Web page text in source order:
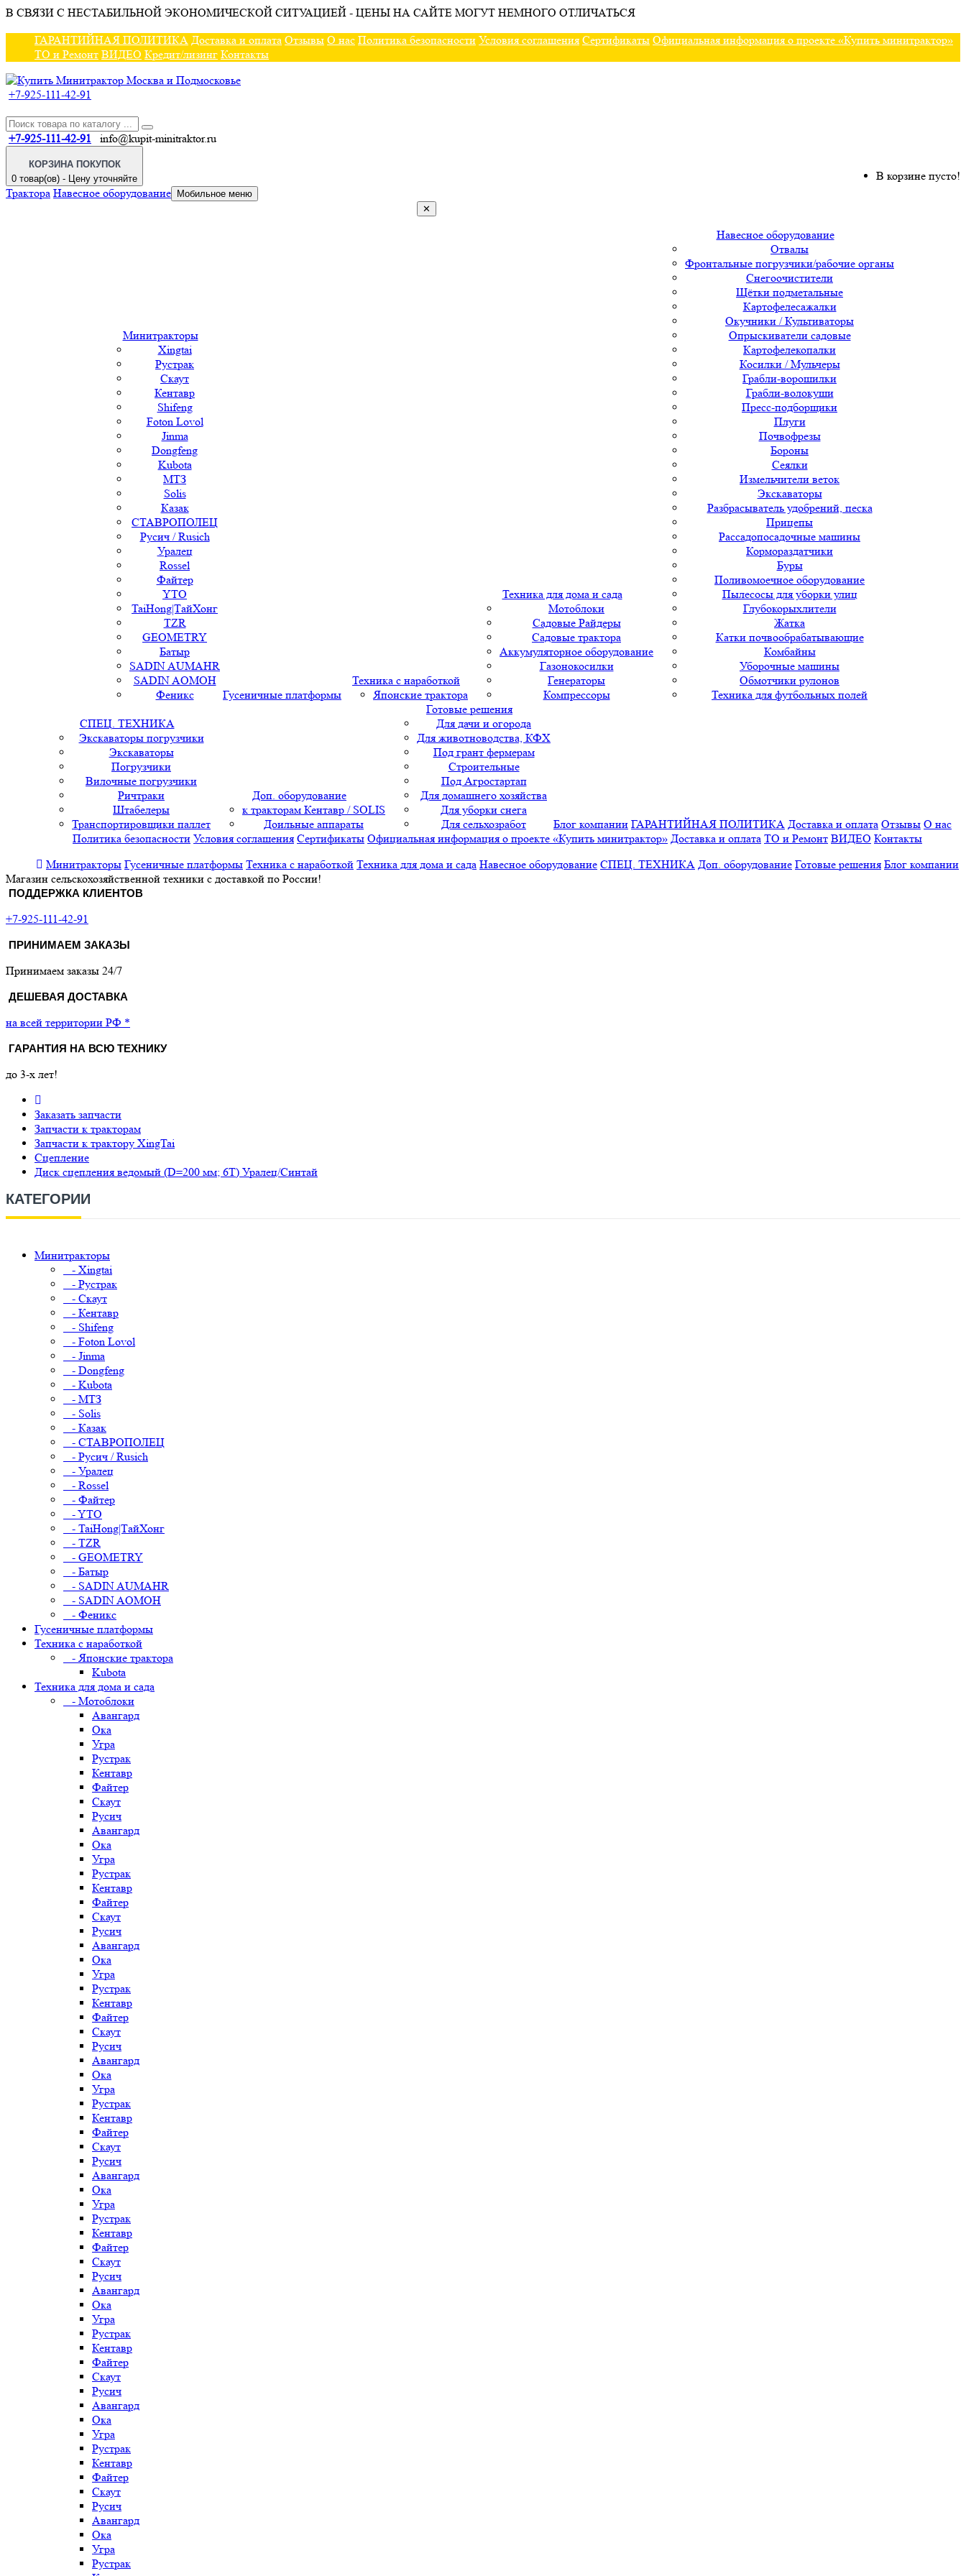
В СВЯЗИ С НЕСТАБИЛЬНОЙ ЭКОНОМИЧЕСКОЙ СИТУАЦИЕЙ - ЦЕНЫ НА САЙТЕ МОГУТ НЕМНОГО ОТЛИЧАТЬСЯ
ГАРАНТИЙНАЯ ПОЛИТИКА Доставка и оплата Отзывы О нас Политика безопасности Условия соглашения Сертификаты Официальная информация о проекте «Купить минитрактор»
ТО и Ремонт ВИДЕО Кредит/лизинг Контакты
+7-925-111-42-91
+7-925-111-42-91 info@kupit-minitraktor.ru
КОРЗИНА ПОКУПОК
0 товар(ов) - Цену уточняйте
В корзине пусто!
Трактора Навесное оборудование
Мобильное меню
✕
Минитракторы
Xingtai
Рустрак
Скаут
Кентавр
Shifeng
Foton Lovol
Jinma
Dongfeng
Kubota
МТЗ
Solis
Казак
СТАВРОПОЛЕЦ
Русич / Rusich
Уралец
Rossel
Файтер
YTO
TaiHong|ТайХонг
TZR
GEOMETRY
Батыр
SADIN AUMAHR
SADIN AOMOH
Феникс
Гусеничные платформы
Техника с наработкой
Японские трактора
Техника для дома и сада
Мотоблоки
Садовые Райдеры
Садовые трактора
Аккумуляторное оборудование
Газонокосилки
Генераторы
Компрессоры
Навесное оборудование
Отвалы
Фронтальные погрузчики/рабочие органы
Снегоочистители
Щётки подметальные
Картофелесажалки
Окучники / Культиваторы
Опрыскиватели садовые
Картофелекопалки
Косилки / Мульчеры
Грабли-ворошилки
Грабли-волокуши
Пресс-подборщики
Плуги
Почвофрезы
Бороны
Сеялки
Измельчители веток
Экскаваторы
Разбрасыватель удобрений, песка
Прицепы
Рассадопосадочные машины
Кормораздатчики
Буры
Поливомоечное оборудование
Пылесосы для уборки улиц
Глубокорыхлители
Жатка
Катки почвообрабатывающие
Комбайны
Уборочные машины
Обмотчики рулонов
Техника для футбольных полей
СПЕЦ. ТЕХНИКА
Экскаваторы погрузчики
Экскаваторы
Погрузчики
Вилочные погрузчики
Ричтраки
Штабелеры
Транспортировщики паллет
Доп. оборудование
к тракторам Кентавр / SOLIS
Доильные аппараты
Готовые решения
Для дачи и огорода
Для животноводства, КФХ
Под грант фермерам
Строительные
Под Агростартап
Для домашнего хозяйства
Для уборки снега
Для сельхозработ
Блог компании ГАРАНТИЙНАЯ ПОЛИТИКА Доставка и оплата Отзывы О нас
Политика безопасности Условия соглашения Сертификаты Официальная информация о проекте «Купить минитрактор» Доставка и оплата ТО и Ремонт ВИДЕО Контакты
Минитракторы Гусеничные платформы Техника с наработкой Техника для дома и сада Навесное оборудование СПЕЦ. ТЕХНИКА Доп. оборудование Готовые решения Блог компании
Магазин сельскохозяйственной техники с доставкой по России!
ПОДДЕРЖКА КЛИЕНТОВ
+7-925-111-42-91
ПРИНИМАЕМ ЗАКАЗЫ
Принимаем заказы 24/7
ДЕШЕВАЯ ДОСТАВКА
на всей территории РФ *
ГАРАНТИЯ НА ВСЮ ТЕХНИКУ
до 3-х лет!
Заказать запчасти
Запчасти к тракторам
Запчасти к трактору XingTai
Сцепление
Диск сцепления ведомый (D=200 мм; 6Т) Уралец/Синтай
КАТЕГОРИИ
Минитракторы
- Xingtai
- Рустрак
- Скаут
- Кентавр
- Shifeng
- Foton Lovol
- Jinma
- Dongfeng
- Kubota
- МТЗ
- Solis
- Казак
- СТАВРОПОЛЕЦ
- Русич / Rusich
- Уралец
- Rossel
- Файтер
- YTO
- TaiHong|ТайХонг
- TZR
- GEOMETRY
- Батыр
- SADIN AUMAHR
- SADIN AOMOH
- Феникс
Гусеничные платформы
Техника с наработкой
- Японские трактора
Kubota
Техника для дома и сада
- Мотоблоки
Авангард
Ока
Угра
Рустрак
Кентавр
Файтер
Скаут
Русич
Авангард
Ока
Угра
Рустрак
Кентавр
Файтер
Скаут
Русич
Авангард
Ока
Угра
Рустрак
Кентавр
Файтер
Скаут
Русич
Авангард
Ока
Угра
Рустрак
Кентавр
Файтер
Скаут
Русич
Авангард
Ока
Угра
Рустрак
Кентавр
Файтер
Скаут
Русич
Авангард
Ока
Угра
Рустрак
Кентавр
Файтер
Скаут
Русич
Авангард
Ока
Угра
Рустрак
Кентавр
Файтер
Скаут
Русич
Авангард
Ока
Угра
Рустрак